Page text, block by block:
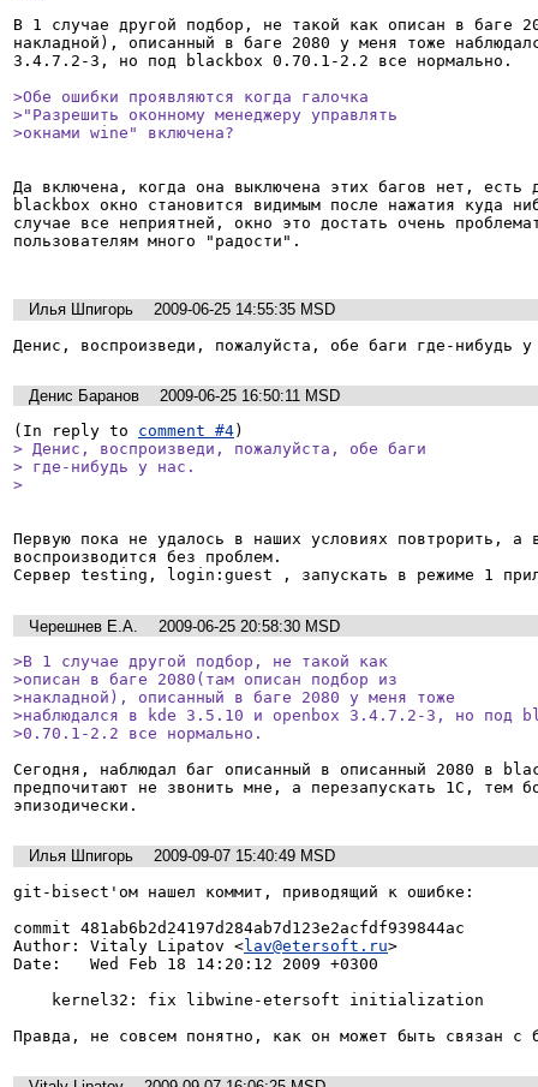
В 1 случае другой подбор, не такой как описан в баге
накладной), описанный в баге 2080 у меня тоже
3.4.7.2-3, но под blackbox 0.70.1-2.2 все нормально.
>Обе ошибки проявляются когда галочка
>"Разрешить оконному менеджеру управлять
>окнами wine" включена?
Да включена, когда она выключена этих багов нет,
blackbox окно становится видимым после нажатия куда
случае все неприятней, окно это достать очень
пользователям много "радости".
Илья Шпигорь
2009-06-25 14:55:35 MSD
Денис, воспроизведи, пожалуйста, обе баги где-нибудь
Денис Баранов
2009-06-25 16:50:11 MSD
(In reply to comment #4
> Денис, воспроизведи, пожалуйста, обе баги
> где-нибудь у нас.
>
Первую пока не удалось в наших условиях повтрорить, а
воспроизводится без проблем.
Сервер testing, login:guest , запускать в режиме 1
Черешнев Е.А.
2009-06-25 20:58:30 MSD
>В 1 случае другой подбор, не такой как
>описан в баге 2080(там описан подбор из
>накладной), описанный в баге 2080 у меня тоже
>наблюдался в kde 3.5.10 и openbox 3.4.7.2-3, но под
>0.70.1-2.2 все нормально.
Сегодня, наблюдал баг описанный в описанный 2080 в
предпочитают не звонить мне, а перезапускать 1С, тем
эпизодически.
Илья Шпигорь
2009-09-07 15:40:49 MSD
git-bisect'ом нашел коммит, приводящий к ошибке:
commit 481ab6b2d24197d284ab7d123e2acfdf939844ac
Author: Vitaly Lipatov <lav@etersoft.ru>
Date:   Wed Feb 18 14:20:12 2009 +0300
Правда, не совсем понятно, как он может быть связан с